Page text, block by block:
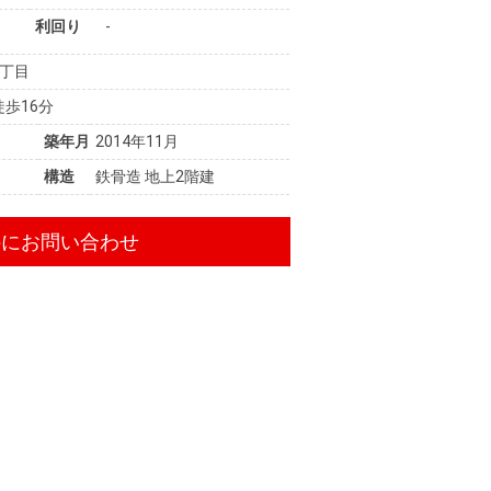
利回り -
目
歩16分
築年月
2014年11月
構造
鉄骨造 地上2階建
お問い合わせ